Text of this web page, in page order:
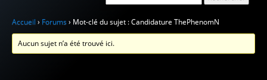
Accueil › Forums › Mot-clé du sujet : Candidature ThePhenomN
Aucun sujet n’a été trouvé ici.